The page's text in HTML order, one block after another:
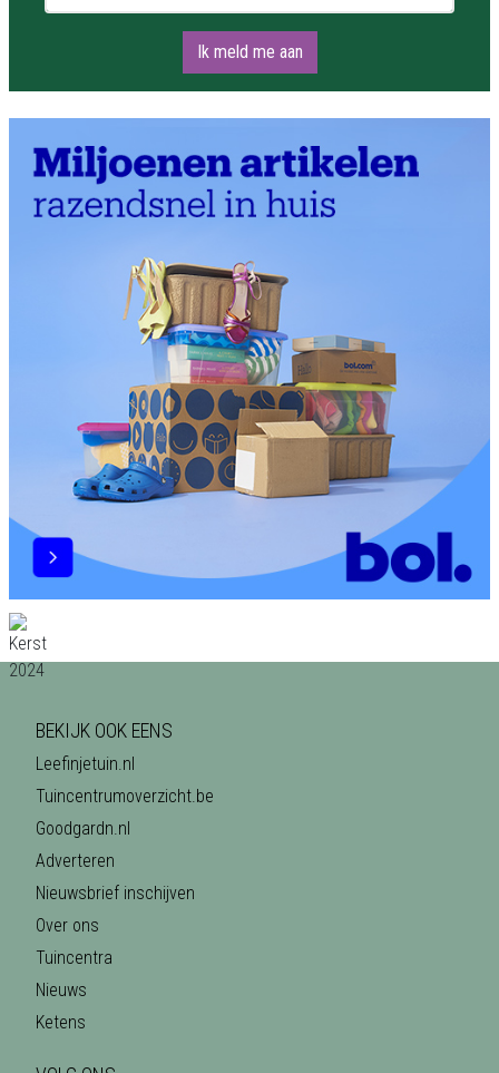
Ik meld me aan
BEKIJK OOK EENS
Leefinjetuin.nl
Tuincentrumoverzicht.be
Goodgardn.nl
Adverteren
Nieuwsbrief inschijven
Over ons
Tuincentra
Nieuws
Ketens